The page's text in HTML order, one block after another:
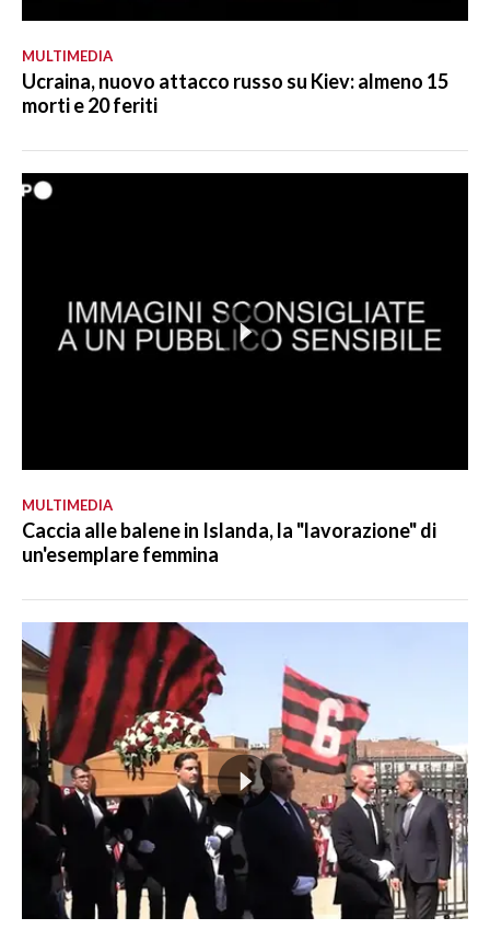
MULTIMEDIA
Ucraina, nuovo attacco russo su Kiev: almeno 15
morti e 20 feriti
MULTIMEDIA
Caccia alle balene in Islanda, la "lavorazione" di
un'esemplare femmina